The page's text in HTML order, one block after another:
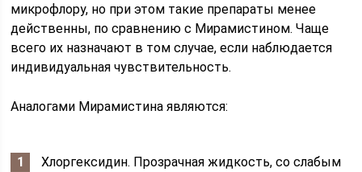
микрофлору, но при этом такие препараты менее
действенны, по сравнению с Мирамистином. Чаще
всего их назначают в том случае, если наблюдается
индивидуальная чувствительность.
Аналогами Мирамистина являются:
Хлоргексидин. Прозрачная жидкость, со слабым